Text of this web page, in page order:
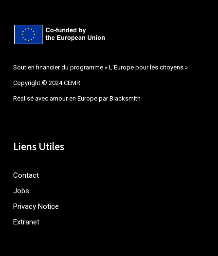
Soutien financier du programme « L'Europe pour les citoyens »
Copyright © 2024 CEMR
Réalisé avec amour en Europe parBlacksmith
Liens Utiles
Contact
Jobs
Privacy Notice
Extranet